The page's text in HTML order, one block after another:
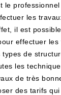
le
les
il est
effectuer les
types de
les
de très
des tarifs